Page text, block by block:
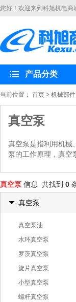
您好！欢迎来到科旭机电商
产品分类
当前位置： 首页 > 机械部件
真空泵
真空泵是指利用机械
泵的工作原理，真空
真空泵 信息 共找到 0
真空泵
真空泵油
水环真空泵
罗茨真空泵
旋片真空泵
小型真空泵
螺杆真空泵